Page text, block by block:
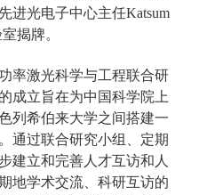
进光电子中心主任Katsum
揭牌。
率激光科学与工程联合研
成立旨在为中国科学院上
列希伯来大学之间搭建一
通过联合研究小组、定期
建立和完善人才互访和人
地学术交流、科研互访的